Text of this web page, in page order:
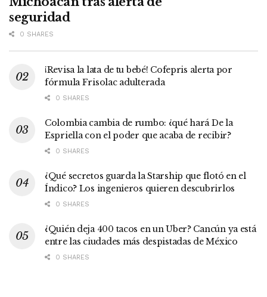
seguridad
0 SHARES
¡Revisa la lata de tu bebé! Cofepris alerta por
fórmula Frisolac adulterada
0 SHARES
Colombia cambia de rumbo: ¿qué hará De la
Espriella con el poder que acaba de recibir?
0 SHARES
¿Qué secretos guarda la Starship que flotó en el
Índico? Los ingenieros quieren descubrirlos
0 SHARES
¿Quién deja 400 tacos en un Uber? Cancún ya está
entre las ciudades más despistadas de México
0 SHARES